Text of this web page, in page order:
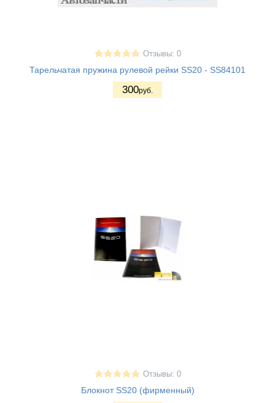
Отзывы: 0
Тарельчатая пружина рулевой рейки SS20 - SS84101
300руб.
Отзывы: 0
Блокнот SS20 (фирменный)